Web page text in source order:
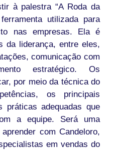
à palestra “A Roda da
utilizada para
nas empresas. Ela é
da liderança, entre eles,
comunicação com
estratégico. Os
por meio da técnica do
os principais
práticas adequadas que
a equipe. Será uma
com Candeloro,
em vendas do